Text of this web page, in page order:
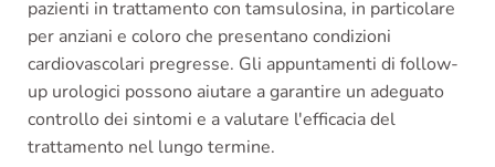
pazienti in trattamento con tamsulosina, in particolare
per anziani e coloro che presentano condizioni
cardiovascolari pregresse. Gli appuntamenti di follow-
up urologici possono aiutare a garantire un adeguato
controllo dei sintomi e a valutare l'efficacia del
trattamento nel lungo termine.